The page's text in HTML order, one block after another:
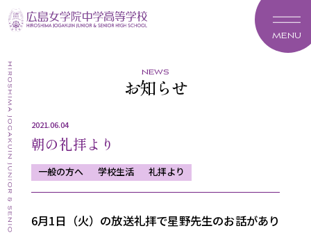
MENU
news
お知らせ
2021.06.04
朝の礼拝より
一般の方へ 学校生活 礼拝より
6月1日（火）の放送礼拝で星野先生のお話があり